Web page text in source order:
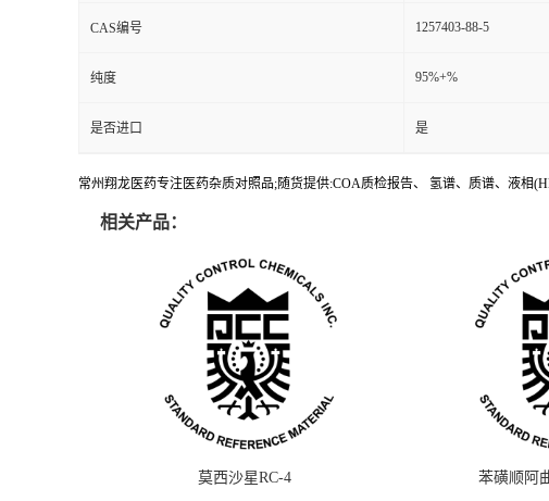
CAS编号 1257403-88-5
纯度 95%+%
是否进口 是
常州翔龙医药专注医药杂质对照品;随货提供:COA质检报告、 氢谱、质谱、液相
相关产品：
莫西沙星RC-4 苯磺顺阿